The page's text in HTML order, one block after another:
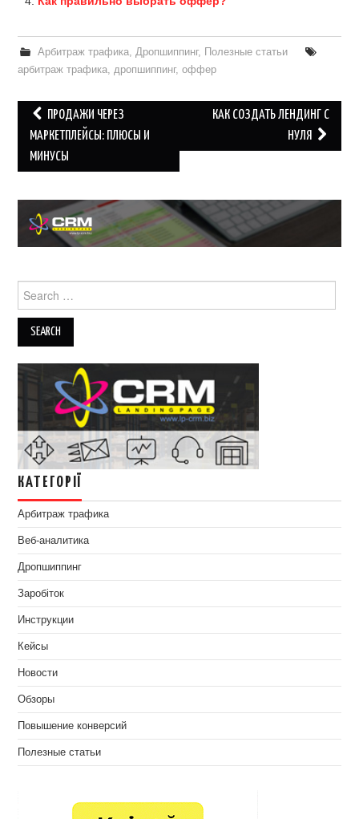
Арбитраж трафика, Дропшиппинг,
Полезные статьи
арбитраж трафика,дропшиппинг,оффер
Post
navigation
ПРОДАЖИ ЧЕРЕЗ
МАРКЕТПЛЕЙСЫ: ПЛЮСЫ И
МИНУСЫ
КАК СОЗДАТЬ ЛЕНДИНГ С
НУЛЯ
for:
КАТЕГОРІЇ
Арбитраж трафика
Веб-аналитика
Дропшиппинг
Заробіток
Инструкции
Кейсы
Новости
Обзоры
Повышение конверсий
Полезные статьи